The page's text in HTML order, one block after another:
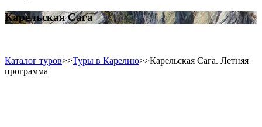
Карельская Сага
Каталог туров>>Туры в Карелию>>Карельская Сага. Летняя
программа